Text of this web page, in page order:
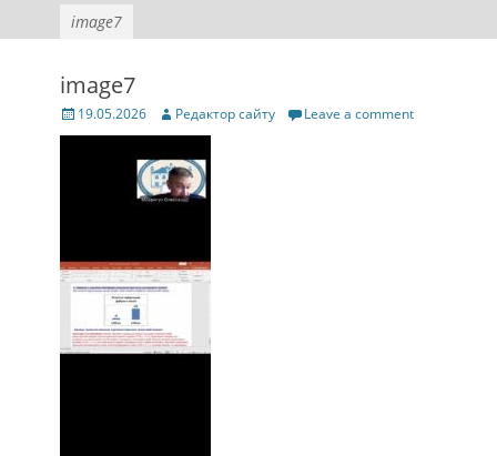
image7
image7
Posted
on
19.05.2026 Author
Редактор сайту Leave a comment